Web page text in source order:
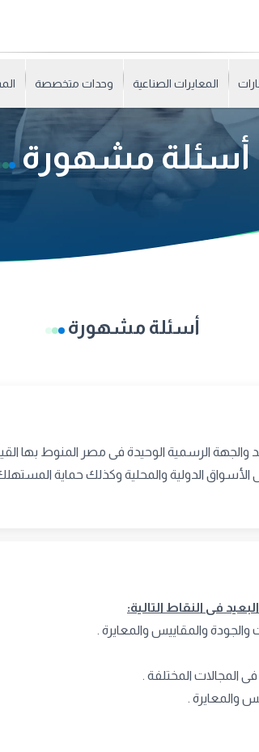
المعايرات الصناعية وحدات متخصصة
أسئلة مشهورة
أسئلة مشهورة
الرسمية الوحيدة فى مصر المنوط بها
الدولية والمحلية وكذلك حماية المستهلك
فى النقاط التالية:
والمقاييس والمعايرة .
المجالات المختلفة .
والمعايرة .